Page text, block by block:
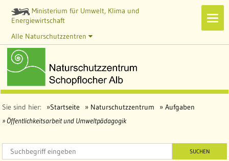
Ministerium für Umwelt, Klima und
Energiewirtschaft
Alle Naturschutzzentren
Sie sind hier: Startseite Naturschutzzentrum
Aufgaben
Öffentlichkeitsarbeit und Umweltpädagogik
SUCHEN